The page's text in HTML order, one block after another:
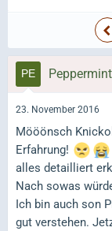
Peppermint
23. November 2016
Mööönsch
Erfahrung!
alles detailliert
Nach sowas
Ich bin auch son
gut verstehen.